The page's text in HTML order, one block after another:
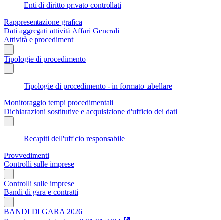
Enti di diritto privato controllati
Rappresentazione grafica
Dati aggregati attività Affari Generali
Attività e procedimenti
Tipologie di procedimento
Tipologie di procedimento - in formato tabellare
Monitoraggio tempi procedimentali
Dichiarazioni sostitutive e acquisizione d'ufficio dei dati
Recapiti dell'ufficio responsabile
Provvedimenti
Controlli sulle imprese
Controlli sulle imprese
Bandi di gara e contratti
BANDI DI GARA 2026